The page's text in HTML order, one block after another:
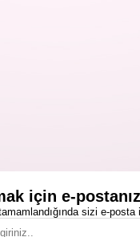
için e-
sizi e-